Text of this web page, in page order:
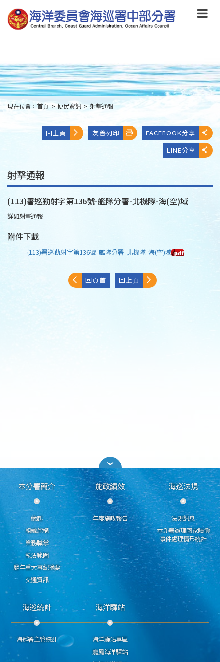
到
主
要
to
main
content
:::
現在位置： 首頁 > 便民資訊 > 射擊通報
回上頁 友善列印
FACEBOOK分享
LINE分享
射擊通報
(113)署巡勤射字第136號-艦隊分署-北機隊-海(空)域
詳如射擊通報
附件下載
(113)署巡勤射字第136號-艦隊分署-北機隊-海(空)域
回頁首 回上頁
本分署簡介
緣起
組織架構
業務職掌
執法範圍
歷年重大事紀摘要
交通資訊
施政績效
年度施政報告
海巡法規
法規訊息
本分署辦理國家賠償
事件處理情形統計
海巡統計
海巡署主管統計
海洋驛站
海洋驛站專區
龍鳳海洋驛站